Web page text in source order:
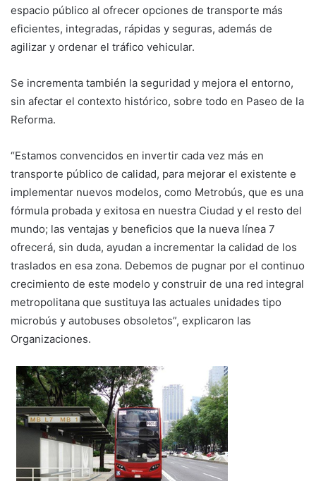
espacio público al ofrecer opciones de transporte más
eficientes, integradas, rápidas y seguras, además de
agilizar y ordenar el tráfico vehicular.
Se incrementa también la seguridad y mejora el entorno,
sin afectar el contexto histórico, sobre todo en Paseo de la
Reforma.
“Estamos convencidos en invertir cada vez más en
transporte público de calidad, para mejorar el existente e
implementar nuevos modelos, como Metrobús, que es una
fórmula probada y exitosa en nuestra Ciudad y el resto del
mundo; las ventajas y beneficios que la nueva línea 7
ofrecerá, sin duda, ayudan a incrementar la calidad de los
traslados en esa zona. Debemos de pugnar por el continuo
crecimiento de este modelo y construir de una red integral
metropolitana que sustituya las actuales unidades tipo
microbús y autobuses obsoletos”, explicaron las
Organizaciones.